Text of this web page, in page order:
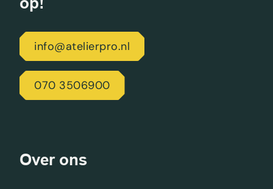
info@atelierpro.nl
070 3506900
Over ons